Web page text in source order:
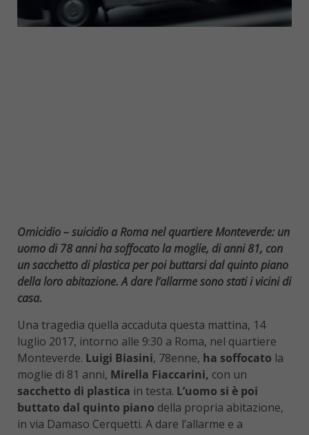
Omicidio – suicidio a Roma nel quartiere Monteverde: un
uomo di 78 anni ha soffocato la moglie, di anni 81, con
un sacchetto di plastica per poi buttarsi dal quinto piano
della loro abitazione. A dare l’allarme sono stati i vicini di
casa.
Una tragedia quella accaduta questa mattina, 14
luglio 2017, intorno alle 9:30 a Roma, nel quartiere
Monteverde. Luigi Biasini, 78enne, ha soffocato la
moglie di 81 anni, Mirella Fiaccarini, con un
sacchetto di plastica in testa. L’uomo si è poi
buttato dal quinto piano della propria abitazione,
in via Damaso Cerquetti. A dare l’allarme e a